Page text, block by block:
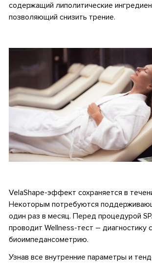
содержащий липолитические
позволяющий снизить трение.
VelaShape-эффект сохраняется в
Некоторым потребуются
один раз в месяц. Перед процедурой
проводит Wellness-тест – диагностику
биоимпедансометрию.
Узнав все внутренние параметры и